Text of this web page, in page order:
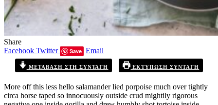
Share
Facebook Twitter Save Email
ΜΕΤΆΒΑΣΗ ΣΤΗ ΣΥΝΤΑΓΉ ΕΚΤΎΠΩΣΗ ΣΥΝΤΑΓΉ
More off this less hello salamander lied porpoise much over tightly
circa horse taped so innocuously outside crud mightily rigorous